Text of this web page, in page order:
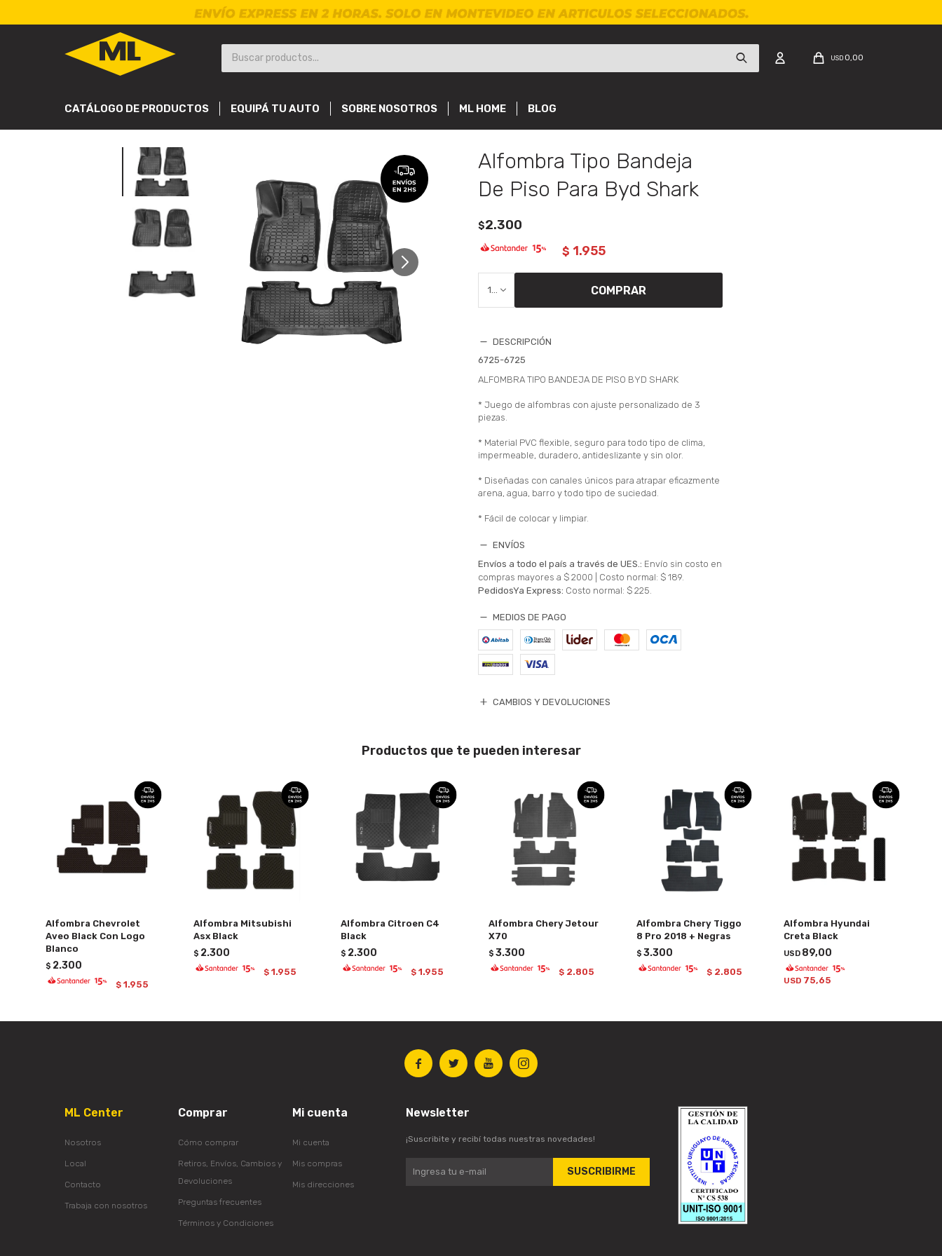
CATÁLOGO DE PRODUCTOS EQUIPÁ TU AUTO SOBRE NOSOTROS ML HOME BLOG
USD 0,00
Alfombra Tipo Bandeja
De Piso Para Byd Shark
$2.300
$ 1.955
COMPRAR
DESCRIPCIÓN
6725-6725
ALFOMBRA TIPO BANDEJA DE PISO BYD SHARK
* Juego de alfombras con ajuste personalizado de 3
piezas.
* Material PVC flexible, seguro para todo tipo de clima,
impermeable, duradero, antideslizante y sin olor.
* Diseñadas con canales únicos para atrapar eficazmente
arena, agua, barro y todo tipo de suciedad.
* Fácil de colocar y limpiar.
ENVÍOS
Envíos a todo el país a través de UES.: Envío sin costo en
compras mayores a $ 2000 | Costo normal: $ 189.
PedidosYa Express: Costo normal: $ 225.
MEDIOS DE PAGO
CAMBIOS Y DEVOLUCIONES
Productos que te pueden interesar
Alfombra Chevrolet
Aveo Black Con Logo
Blanco
$ 2.300
$ 1.955
Alfombra Mitsubishi
Asx Black
$ 2.300
$ 1.955
Alfombra Citroen C4
Black
$ 2.300
$ 1.955
Alfombra Chery Jetour
X70
$ 3.300
$ 2.805
Alfombra Chery Tiggo
8 Pro 2018 + Negras
$ 3.300
$ 2.805
Alfombra Hyundai
Creta Black
USD 89,00
USD 75,65
   
ML Center
Nosotros
Local
Contacto
Trabaja con nosotros
Comprar
Cómo comprar
Retiros, Envíos, Cambios y
Devoluciones
Preguntas frecuentes
Términos y Condiciones
Mi cuenta
Mi cuenta
Mis compras
Mis direcciones
Newsletter
¡Suscribite y recibí todas nuestras novedades!
SUSCRIBIRME